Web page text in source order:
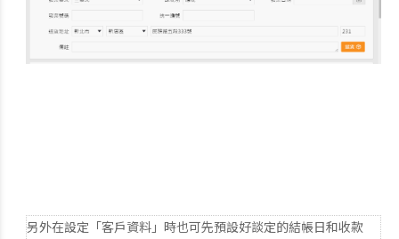
另外在設定「客戶資料」時也可先預設好談定的結帳日和收款